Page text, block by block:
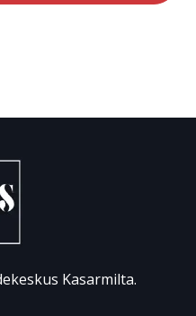
Kasarmilta.